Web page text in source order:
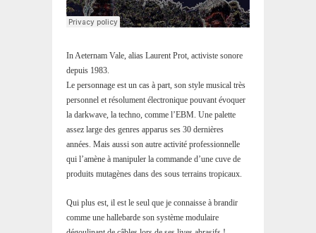
In Aeternam Vale, alias Laurent Prot, activiste sonore
depuis 1983.
Le personnage est un cas à part, son style musical très
personnel et résolument électronique pouvant évoquer
la darkwave, la techno, comme l’EBM. Une palette
assez large des genres apparus ses 30 dernières
années. Mais aussi son autre activité professionnelle
qui l’amène à manipuler la commande d’une cuve de
produits mutagènes dans des sous terrains tropicaux.
Qui plus est, il est le seul que je connaisse à brandir
comme une hallebarde son système modulaire